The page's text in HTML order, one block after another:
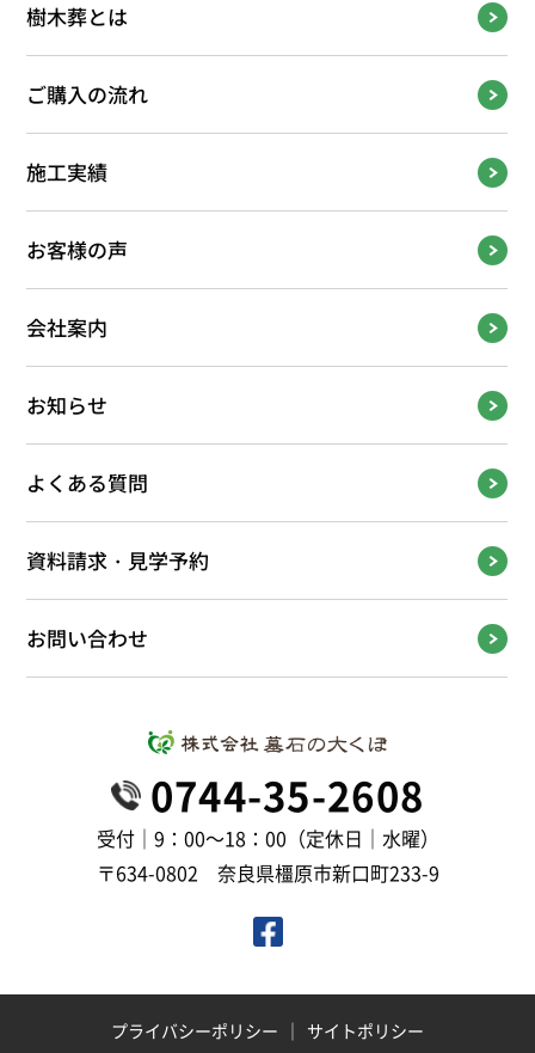
0744-35-2608
受付｜9：00～18：00（定休日｜水曜）
〒634-0802 奈良県橿原市新口町233-9
樹木葬とは
ご購入の流れ
施工実績
お客様の声
会社案内
お知らせ
よくある質問
資料請求・見学予約
お問い合わせ
プライバシーポリシー サイトポリシー